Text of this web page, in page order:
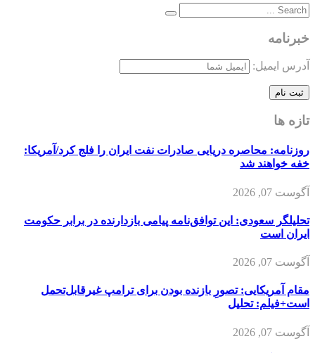
خبرنامه
آدرس ایمیل:
تازه ها
روزنامه: محاصره دریایی صادرات نفت ایران را فلج کرد/آمریکا:
خفه خواهند شد
آگوست 07, 2026
تحلیلگر سعودی: این توافق‌نامه پیامی بازدارنده در برابر حکومت
ایران است
آگوست 07, 2026
مقام آمریکایی: تصورِ بازنده بودن برای ترامپ غیرقابل‌تحمل
است+فیلم: تحلیل
آگوست 07, 2026